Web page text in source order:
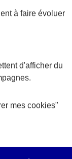
à faire évoluer
d'afficher du
mes cookies"